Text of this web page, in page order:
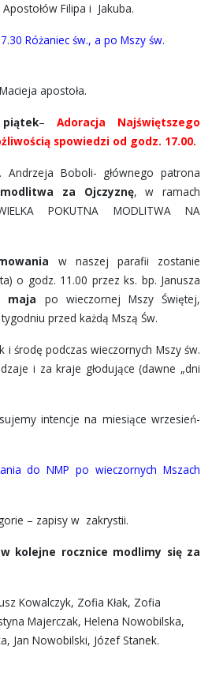
Filipa i Jakuba.
Różaniec św., a po Mszy św.
apostoła.
– Adoracja Najświętszego
spowiedzi od godz. 17.00.
Andrzeja Boboli- głównego patrona
za Ojczyznę, w ramach
POKUTNA MODLITWA NA
w naszej parafii zostanie
o godz. 11.00 przez ks. bp. Janusza
maja po wieczornej Mszy Świętej,
przed każdą Mszą Św.
i środę podczas wieczornych Mszy św.
i za kraje głodujące (dawne „dni
intencje na miesiące wrzesień-
do NMP po wieczornych Mszach
– zapisy w zakrystii.
kolejne rocznice modlimy się za
Kowalczyk, Zofia Kłak, Zofia
Majerczak, Helena Nowobilska,
Jan Nowobilski, Józef Stanek.